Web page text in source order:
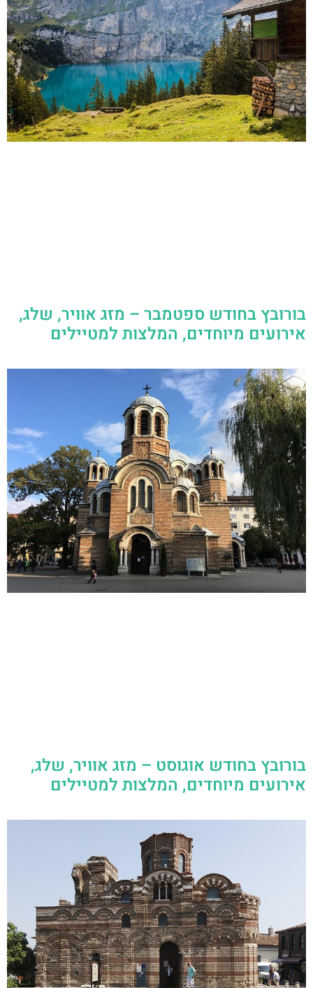
בורובץ בחודש ספטמבר – מזג אוויר, שלג,
אירועים מיוחדים, המלצות למטיילים
בורובץ בחודש אוגוסט – מזג אוויר, שלג,
אירועים מיוחדים, המלצות למטיילים